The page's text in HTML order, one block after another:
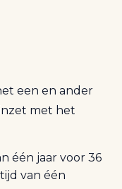
een en ander
met het
één jaar voor 36
van één